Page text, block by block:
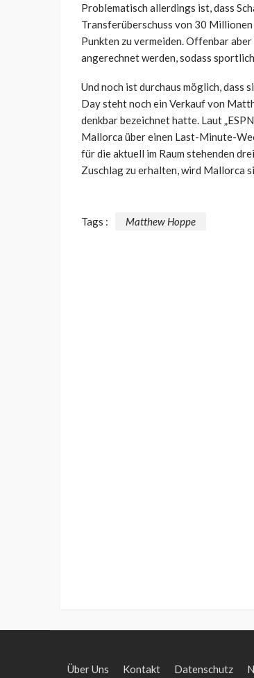
Problematisch allerdings ist, dass
Transferüberschuss von 30
Punkten zu vermeiden. Offenbar
angerechnet werden, sodass
Und noch ist durchaus möglich, dass
Day steht noch ein Verkauf von
denkbar bezeichnet hatte. Laut
Mallorca über einen Last-Minute-
für die aktuell im Raum stehenden
Zuschlag zu erhalten, wird Mallorca
Tags : Matthew Hoppe
Über Uns Kontakt Datenschutz